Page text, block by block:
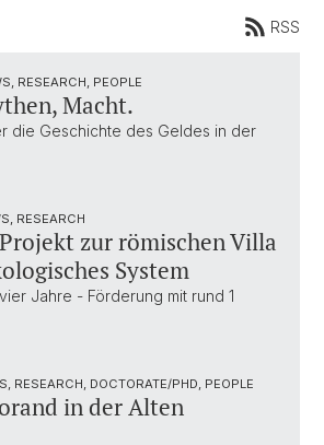
RSS
RESEARCH, PEOPLE
Macht.
die Geschichte des Geldes in der
RESEARCH
zur römischen Villa
System
Jahre - Förderung mit rund 1
RESEARCH, DOCTORATE/PHD, PEOPLE
in der Alten